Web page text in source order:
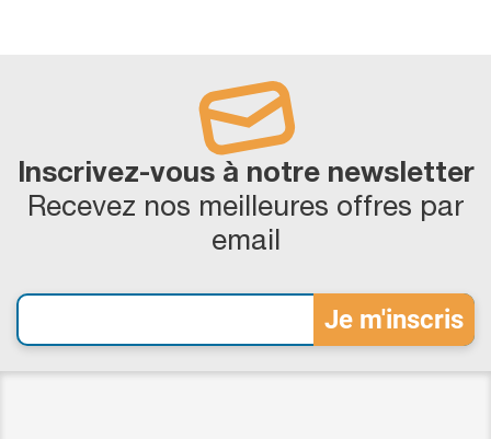
Inscrivez-vous à notre newsletter
Recevez nos meilleures offres par
email